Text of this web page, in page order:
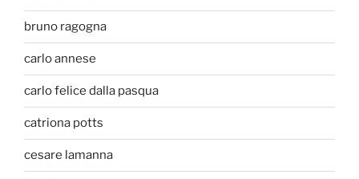
bruno ragogna
carlo annese
carlo felice dalla pasqua
catriona potts
cesare lamanna